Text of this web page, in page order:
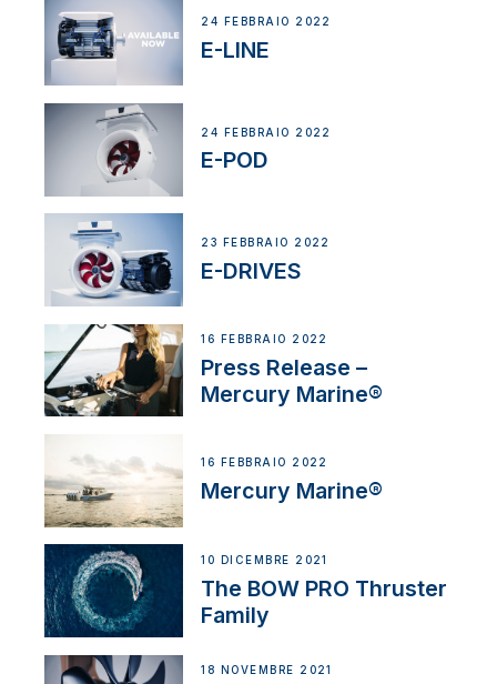
24 FEBBRAIO 2022
E-LINE
24 FEBBRAIO 2022
E-POD
23 FEBBRAIO 2022
E-DRIVES
16 FEBBRAIO 2022
Press Release –
Mercury Marine®
16 FEBBRAIO 2022
Mercury Marine®
10 DICEMBRE 2021
The BOW PRO Thruster
Family
18 NOVEMBRE 2021